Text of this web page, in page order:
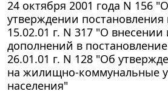
24 октября 2001 года N 156
утверждении постановления
15.02.01 г. N 317 "О
дополнений в
26.01.01 г. N 128 "Об
на жилищно-коммунальные
населения"